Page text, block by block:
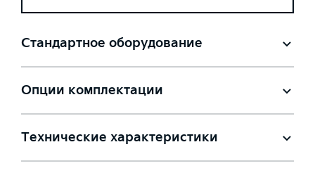
Стандартное оборудование
Опции комплектации
Технические характеристики